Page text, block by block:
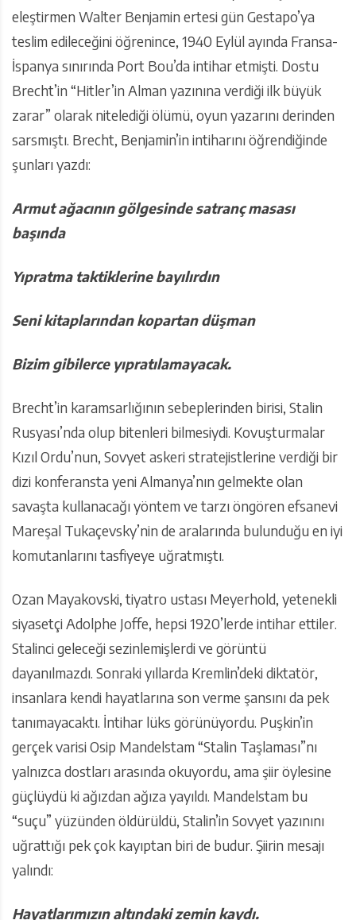
eleştirmen Walter Benjamin ertesi gün Gestapo’ya
teslim edileceğini öğrenince, 1940 Eylül ayında Fransa-
İspanya sınırında Port Bou’da intihar etmişti. Dostu
Brecht’in “Hitler’in Alman yazınına verdiği ilk büyük
zarar” olarak nitelediği ölümü, oyun yazarını derinden
sarsmıştı. Brecht, Benjamin’in intiharını öğrendiğinde
şunları yazdı:
Armut ağacının gölgesinde satranç masası
başında
Yıpratma taktiklerine bayılırdın
Seni kitaplarından kopartan düşman
Bizim gibilerce yıpratılamayacak.
Brecht’in karamsarlığının sebeplerinden birisi, Stalin
Rusyası’nda olup bitenleri bilmesiydi. Kovuşturmalar
Kızıl Ordu’nun, Sovyet askeri stratejistlerine verdiği bir
dizi konferansta yeni Almanya’nın gelmekte olan
savaşta kullanacağı yöntem ve tarzı öngören efsanevi
Mareşal Tukaçevsky’nin de aralarında bulunduğu en iyi
komutanlarını tasfiyeye uğratmıştı.
Ozan Mayakovski, tiyatro ustası Meyerhold, yetenekli
siyasetçi Adolphe Joffe, hepsi 1920’lerde intihar ettiler.
Stalinci geleceği sezinlemişlerdi ve görüntü
dayanılmazdı. Sonraki yıllarda Kremlin’deki diktatör,
insanlara kendi hayatlarına son verme şansını da pek
tanımayacaktı. İntihar lüks görünüyordu. Puşkin’in
gerçek varisi Osip Mandelstam “Stalin Taşlaması”nı
yalnızca dostları arasında okuyordu, ama şiir öylesine
güçlüydü ki ağızdan ağıza yayıldı. Mandelstam bu
“suçu” yüzünden öldürüldü, Stalin’in Sovyet yazınını
uğrattığı pek çok kayıptan biri de budur. Şiirin mesajı
yalındı:
Hayatlarımızın altındaki zemin kaydı.